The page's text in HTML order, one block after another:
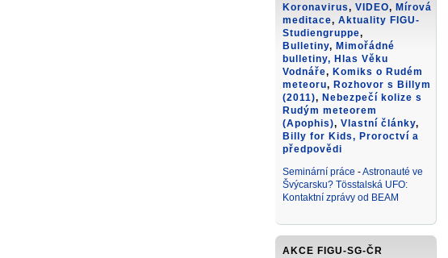
Koronavirus, VIDEO, Mírová
meditace, Aktuality FIGU-
Studiengruppe,
Bulletiny, Mimořádné
bulletiny, Hlas Věku
Vodnáře, Komiks o Rudém
meteoru, Rozhovor s Billym
(2011), Nebezpečí kolize s
Rudým meteorem
(Apophis), Vlastní články,
Billy for Kids, Proroctví a
předpovědi
Seminární práce -Astronauté ve
Švýcarsku? Tösstalská UFO:
Kontaktní zprávy od BEAM
AKCE FIGU-SG-ČR